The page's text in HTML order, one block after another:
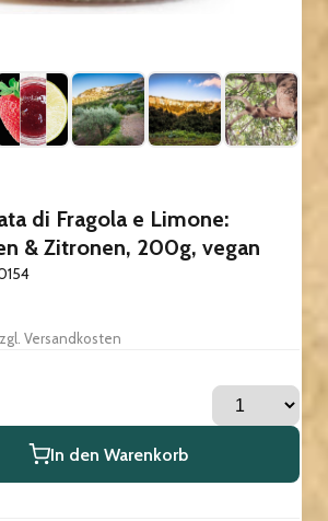
di Fragola e Limone:
& Zitronen, 200g, vegan
Versandkosten
In den Warenkorb